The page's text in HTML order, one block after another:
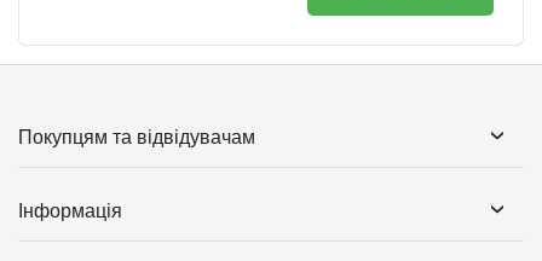
Покупцям та відвідувачам
Інформація